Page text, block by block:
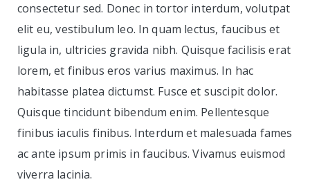
consectetur sed. Donec in tortor interdum, volutpat
elit eu, vestibulum leo. In quam lectus, faucibus et
ligula in, ultricies gravida nibh. Quisque facilisis erat
lorem, et finibus eros varius maximus. In hac
habitasse platea dictumst. Fusce et suscipit dolor.
Quisque tincidunt bibendum enim. Pellentesque
finibus iaculis finibus. Interdum et malesuada fames
ac ante ipsum primis in faucibus. Vivamus euismod
viverra lacinia.